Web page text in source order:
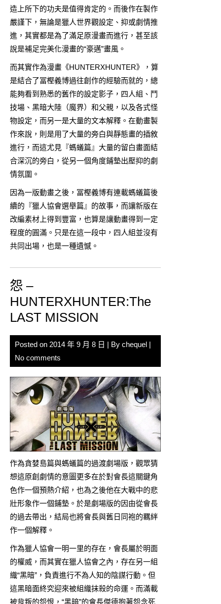
造上所下的功夫是值得肯定的。而後作在製作
嚴謹下，無論是獵人世界觀設定、抑或劇情推
進，其實都是為了滿足原漫畫而進行，甚至該
說是補足完美化漫畫的“豪邁”畫風。
而其實作為漫畫《HUNTERXHUNTER》，算
是結合了冨樫義博過往創作的經驗而就的，總
能夠看到熟悉的舊作的設定影子，四人組、鬥
技場、黑暗大陸（魔界）和父親，以及各式怪
物設定，而另一是大量的文本解釋。在動畫製
作來說，則是用了大量的旁白與靜態畫的插敘
進行，而這尤見『螞蟻篇』大量的留白畫面結
合深沉的旁白，從另一個角度鋪墊出壓抑的劇
情氛圍。
因為一版動畫之後，冨樫義博有連載螞蟻篇後
續的『獵人協會選舉篇』的故事，而讓新版在
改編素材上得到豐富，也算是讓動畫得到一定
程度的圓滿。只是在這一段中，四人組並沒有
共同出場，也是一種遺憾。
怨 –
HUNTERXHUNTER:The
LAST MISSION
Posted on 2014 年 9 月 8 日 | By chequel |
No comments
作為貪婪島篇與螞蟻篇的過渡劇場版，觀眾猜
想這原創劇情的意圖更多在於對會長這關鍵角
色作一個預熱介紹，也為之後他在大戰中的悲
壯形象作一個鋪墊。於是劇場版的因由從會長
的過去帶出，結局也將會長與舊日同袍的羈絆
作一個解釋。
作為獵人協會一明一里的存在，會長屬於明面
的權威，而其實在獵人協會之內，存在另一組
織“黑暗”，負責進行不為人知的陰謀行動。但
這黑暗面終究迎來被組織抹殺的命運。而滿載
被背叛的怨恨，“黑暗”的會長傑德抱著怨念死